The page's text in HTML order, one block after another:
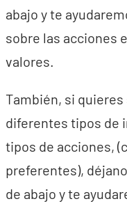
abajo y te
sobre las acciones
valores.
También, si
diferentes tipos de
tipos de acciones,
preferentes),
de abajo y te